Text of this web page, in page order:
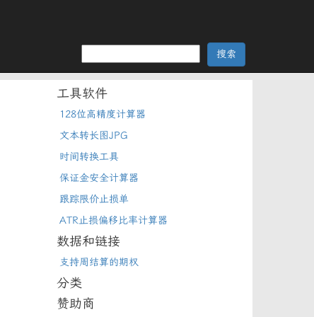
工具软件
128位高精度计算器
文本转长图JPG
时间转换工具
保证金安全计算器
跟踪限价止损单
ATR止损偏移比率计算器
数据和链接
支持周结算的期权
分类
赞助商